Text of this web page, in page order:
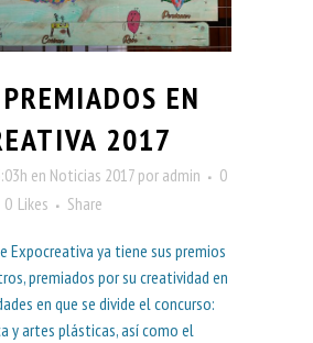
PREMIADOS EN
2017
en Noticias 2017 por admin
0
0 Likes Share
Expocreativa ya tiene sus premios
premiados por su creatividad en
en que se divide el concurso:
y artes plásticas, así como el